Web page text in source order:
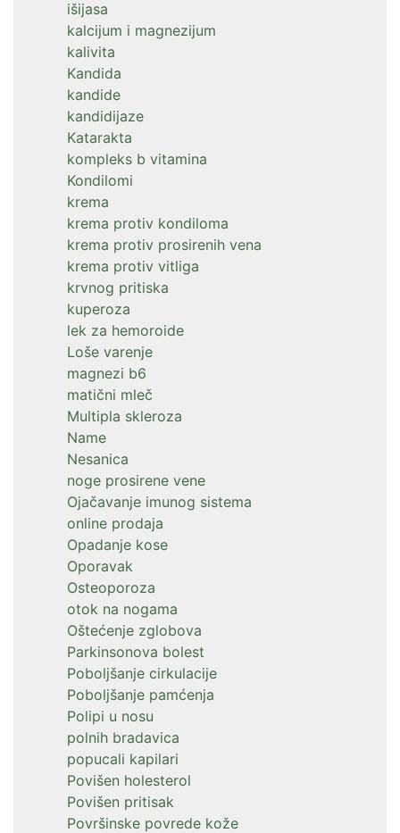
išijasa
kalcijum i magnezijum
kalivita
Kandida
kandide
kandidijaze
Katarakta
kompleks b vitamina
Kondilomi
krema
krema protiv kondiloma
krema protiv prosirenih vena
krema protiv vitliga
krvnog pritiska
kuperoza
lek za hemoroide
Loše varenje
magnezi b6
matični mleč
Multipla skleroza
Name
Nesanica
noge prosirene vene
Ojačavanje imunog sistema
online prodaja
Opadanje kose
Oporavak
Osteoporoza
otok na nogama
Oštećenje zglobova
Parkinsonova bolest
Poboljšanje cirkulacije
Poboljšanje pamćenja
Polipi u nosu
polnih bradavica
popucali kapilari
Povišen holesterol
Povišen pritisak
Površinske povrede kože